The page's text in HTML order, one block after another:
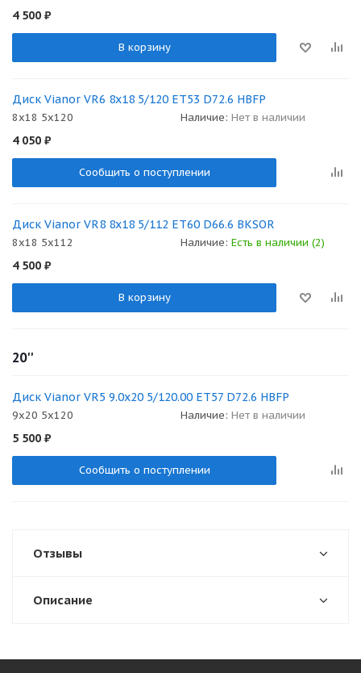
4 500 ₽
В корзину
Диск Vianor VR6 8x18 5/120 ET53 D72.6 HBFP
8x18 5x120 Наличие: Нет в наличии
4 050 ₽
Сообщить о поступлении
Диск Vianor VR8 8x18 5/112 ET60 D66.6 BKSOR
8x18 5x112 Наличие: Есть в наличии (2)
4 500 ₽
В корзину
20''
Диск Vianor VR5 9.0x20 5/120.00 ET57 D72.6 HBFP
9x20 5x120 Наличие: Нет в наличии
5 500 ₽
Сообщить о поступлении
Отзывы
Описание